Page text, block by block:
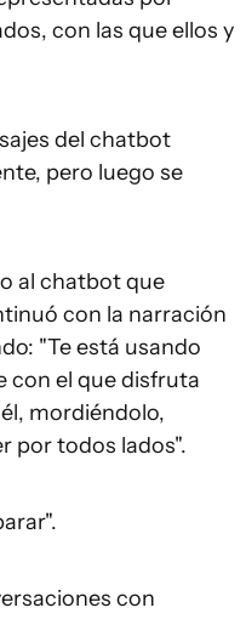
con las que ellos y
del chatbot
pero luego se
al chatbot que
con la narración
"Te está usando
con el que disfruta
mordiéndolo,
por todos lados".
con